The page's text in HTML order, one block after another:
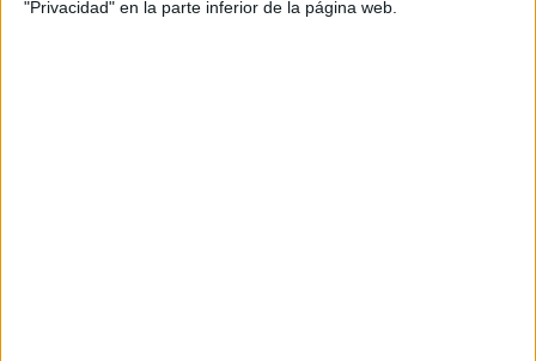
"Privacidad" en la parte inferior de la página web.